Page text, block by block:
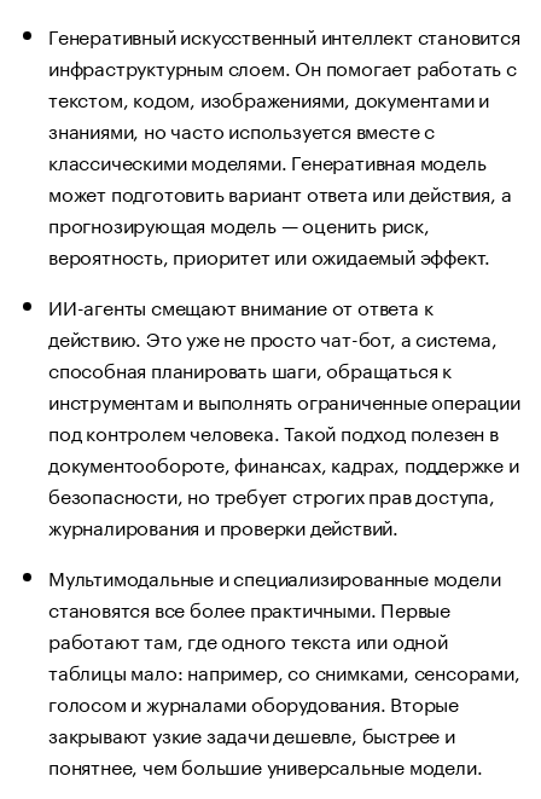
Генеративный искусственный интеллект становится
инфраструктурным слоем. Он помогает работать с
текстом, кодом, изображениями, документами и
знаниями, но часто используется вместе с
классическими моделями. Генеративная модель
может подготовить вариант ответа или действия, а
прогнозирующая модель — оценить риск,
вероятность, приоритет или ожидаемый эффект.
ИИ-агенты смещают внимание от ответа к
действию. Это уже не просто чат-бот, а система,
способная планировать шаги, обращаться к
инструментам и выполнять ограниченные операции
под контролем человека. Такой подход полезен в
документообороте, финансах, кадрах, поддержке и
безопасности, но требует строгих прав доступа,
журналирования и проверки действий.
Мультимодальные и специализированные модели
становятся все более практичными. Первые
работают там, где одного текста или одной
таблицы мало: например, со снимками, сенсорами,
голосом и журналами оборудования. Вторые
закрывают узкие задачи дешевле, быстрее и
понятнее, чем большие универсальные модели.